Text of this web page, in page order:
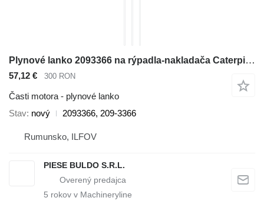
Plynové lanko 2093366 na rýpadla-nakladača Caterpillar 416E, 416F, 420E, 420F, 422E, 422F, 428E, 428F, 430E, 430F, 432E, 432F, 434E, 434F, 442E, 444E, 444F
57,12 € 300 RON
Časti motora - plynové lanko
Stav nový 2093366, 209-3366
Rumunsko, ILFOV
PIESE BULDO S.R.L.
5 rokov v Machineryline